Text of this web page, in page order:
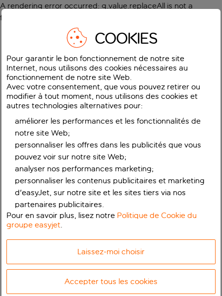
A rendering error occurred: g.value.replaceAll is not a
function
COOKIES
Pour garantir le bon fonctionnement de notre site
Internet, nous utilisons des cookies nécessaires au
fonctionnement de notre site Web.
Avec votre consentement, que vous pouvez retirer ou
modifier à tout moment, nous utilisons des cookies et
autres technologies alternatives pour:
améliorer les performances et les fonctionnalités de
notre site Web;
personnaliser les offres dans les publicités que vous
pouvez voir sur notre site Web;
analyser nos performances marketing;
personnaliser les contenus publicitaires et marketing
d'easyJet, sur notre site et les sites tiers via nos
partenaires publicitaires.
Pour en savoir plus, lisez notre Politique de Cookie du
groupe easyjet.
Laissez-moi choisir
Accepter tous les cookies